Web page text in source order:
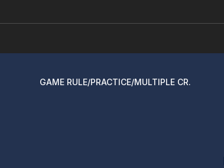
GAME RULE/PRACTICE/MULTIPLE CR.